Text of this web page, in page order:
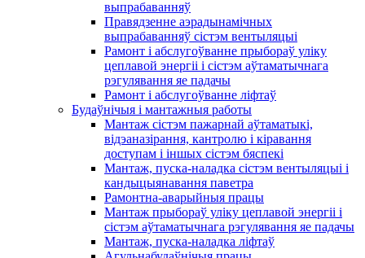
выпрабаванняў
Правядзенне аэрадынамічных
выпрабаванняў сістэм вентыляцыі
Рамонт і абслугоўванне прыбораў уліку
цеплавой энергіі і сістэм аўтаматычнага
рэгулявання яе падачы
Рамонт і абслугоўванне ліфтаў
Будаўнічыя і мантажныя работы
Мантаж сістэм пажарнай аўтаматыкі,
відэаназірання, кантролю і кіравання
доступам і іншых сістэм бяспекі
Мантаж, пуска-наладка сістэм вентыляцыі і
кандыцыянавання паветра
Рамонтна-аварыйныя працы
Мантаж прыбораў уліку цеплавой энергіі і
сістэм аўтаматычнага рэгулявання яе падачы
Мантаж, пуска-наладка ліфтаў